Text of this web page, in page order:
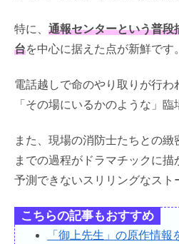
特に、 通報センターという普段
台を中心に据えた点が新鮮です。
電話越しで命のやり取りが行わ
「その場にいるかのような」臨
また、現場の消防士たちとの
までの過程がドラマチックに
予測できないスリリングなスト
こちらの記事もおすすめ
「御上先生」の原作情報